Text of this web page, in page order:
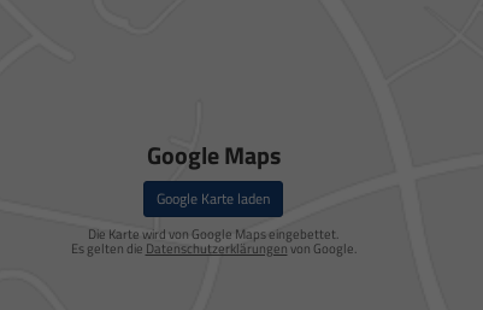
Google Maps
Google Karte laden
Die Karte wird von Google Maps eingebettet.
Es gelten die Datenschutzerklärungenvon Google.